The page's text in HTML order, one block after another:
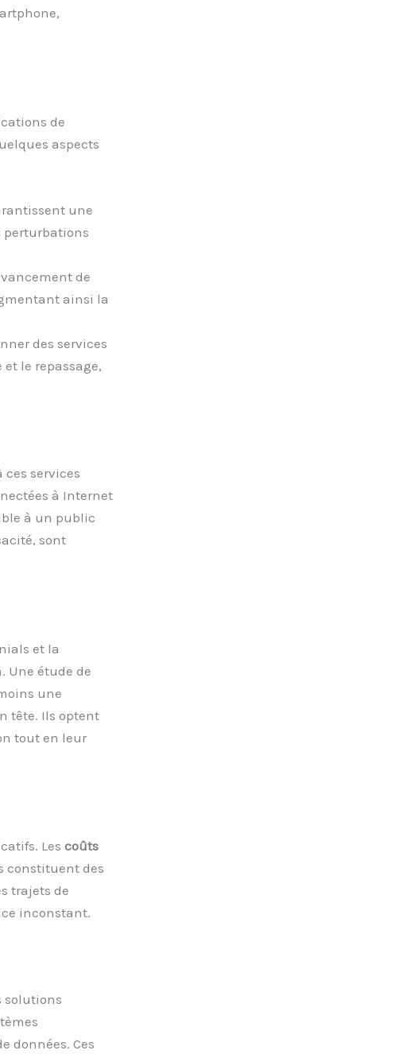
de
aspects
une
perturbations
de
ainsi la
des services
le repassage,
services
à Internet
à un public
sont
et la
Une étude de
une
tête. Ils optent
tout en leur
Les coûts
constituent des
trajets de
inconstant.
solutions
données. Ces